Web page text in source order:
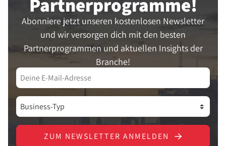
Partner­programme!
Abonniere jetzt unseren kostenlosen Newsletter
und wir versorgen dich mit den besten
Partnerprogrammen und aktuellen Insights der
Branche!
ZUM NEWSLETTER ANMELDEN